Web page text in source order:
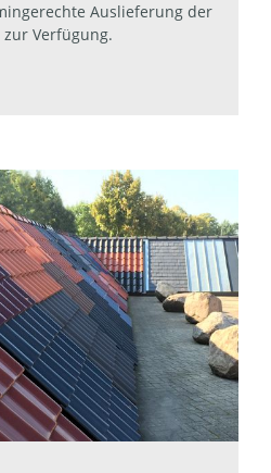
Auslieferung der
Verfügung.